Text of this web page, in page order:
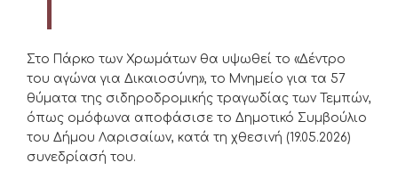
Στο Πάρκο των Χρωμάτων θα υψωθεί το «Δέντρο
του αγώνα για Δικαιοσύνη», το Μνημείο για τα 57
θύματα της σιδηροδρομικής τραγωδίας των Τεμπών,
όπως ομόφωνα αποφάσισε το Δημοτικό Συμβούλιο
του Δήμου Λαρισαίων, κατά τη χθεσινή (19.05.2026)
συνεδρίασή του.